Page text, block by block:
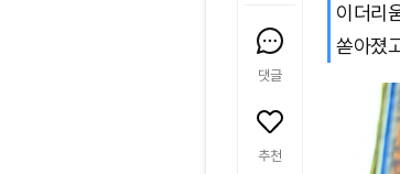
댓글
추천
이더리
쏟아졌